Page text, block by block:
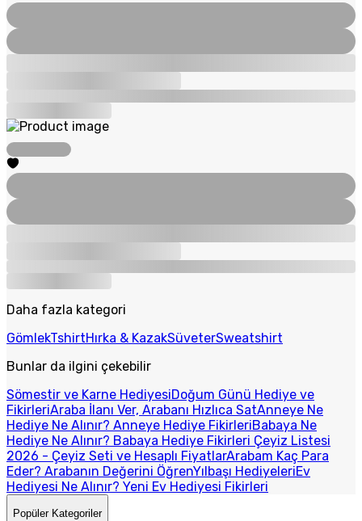
Daha fazla kategori
GömlekTshirtHırka & KazakSüveterSweatshirt
Bunlar da ilgini çekebilir
Sömestir ve Karne HediyesiDoğum Günü Hediye ve
FikirleriAraba İlanı Ver, Arabanı Hızlıca SatAnneye Ne
Hediye Ne Alınır? Anneye Hediye FikirleriBabaya Ne
Hediye Ne Alınır? Babaya Hediye Fikirleri Çeyiz Listesi
2026 - Çeyiz Seti ve Hesaplı FiyatlarArabam Kaç Para
Eder? Arabanın Değerini ÖğrenYılbaşı HediyeleriEv
Hediyesi Ne Alınır? Yeni Ev Hediyesi Fikirleri
Popüler Kategoriler